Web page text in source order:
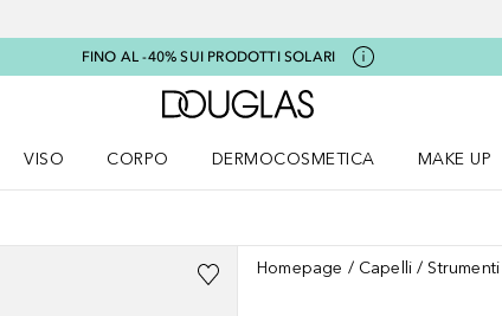
FINO AL -40% SUI PRODOTTI SOLARI
A Douglas Home
VISO
CORPO
DERMOCOSMETICA
MAKE UP
Homepage Capelli